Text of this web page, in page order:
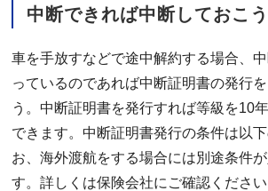
中断できれば中断しておこう
車を手放すなどで途中解約する場合、
っているのであれば中断証明書の発行
う。中断証明書を発行すれば等級を10
できます。中断証明書発行の条件は以
お、海外渡航をする場合には別途条件
す。詳しくは保険会社にご確認ください